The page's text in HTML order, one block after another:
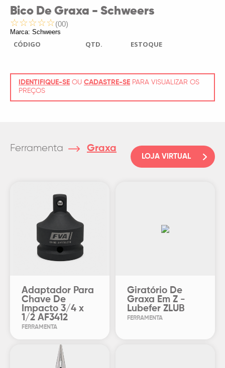
Bico De Graxa - Schweers
(00)
Marca: Schweers
CÓDIGO QTD. ESTOQUE
IDENTIFIQUE-SE OU CADASTRE-SE PARA VISUALIZAR OS
PREÇOS
Ferramenta Graxa
LOJA VIRTUAL
Adaptador Para
Chave De
Impacto 3/4 x
1/2 AF3412
FERRAMENTA
Giratório De
Graxa Em Z -
Lubefer ZLUB
FERRAMENTA